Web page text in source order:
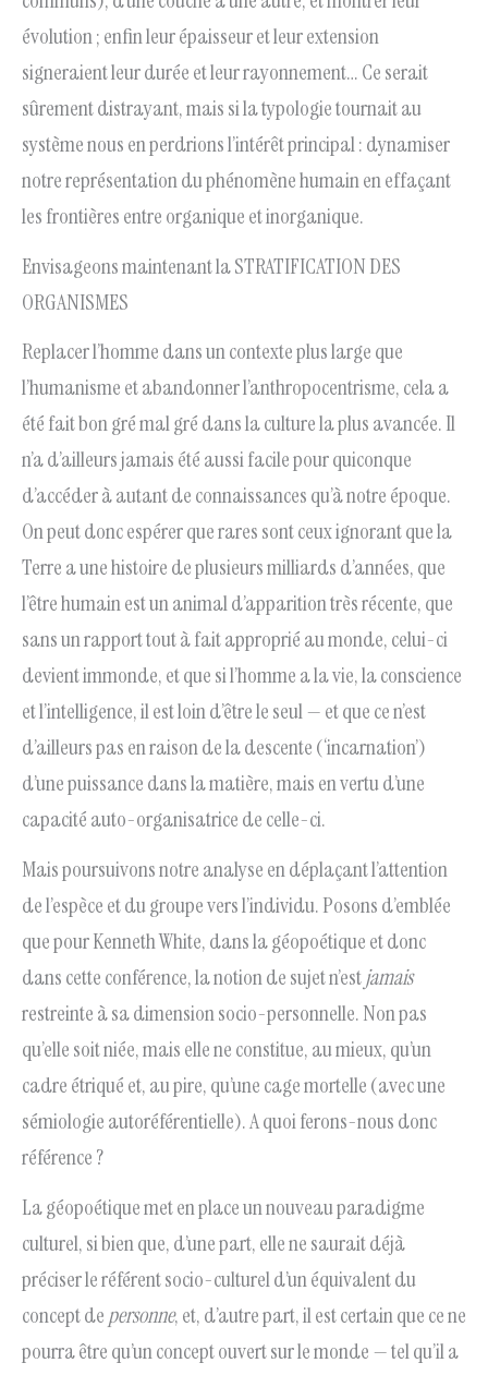
évolution ; enfin leur épaisseur et leur extension
signeraient leur durée et leur rayonnement… Ce serait
sûrement distrayant, mais si la typologie tournait au
système nous en perdrions l’intérêt principal : dynamiser
notre représentation du phénomène humain en effaçant
les frontières entre organique et inorganique.
Envisageons maintenant la STRATIFICATION DES
ORGANISMES
Replacer l’homme dans un contexte plus large que
l’humanisme et abandonner l’anthropocentrisme, cela a
été fait bon gré mal gré dans la culture la plus avancée. Il
n’a d’ailleurs jamais été aussi facile pour quiconque
d’accéder à autant de connaissances qu’à notre époque.
On peut donc espérer que rares sont ceux ignorant que la
Terre a une histoire de plusieurs milliards d’années, que
l’être humain est un animal d’apparition très récente, que
sans un rapport tout à fait approprié au monde, celui-ci
devient immonde, et que si l’homme a la vie, la conscience
et l’intelligence, il est loin d’être le seul — et que ce n’est
d’ailleurs pas en raison de la descente (‘incarnation’)
d’une puissance dans la matière, mais en vertu d’une
capacité auto-organisatrice de celle-ci.
Mais poursuivons notre analyse en déplaçant l’attention
de l’espèce et du groupe vers l’individu. Posons d’emblée
que pour Kenneth White, dans la géopoétique et donc
dans cette conférence, la notion de sujet n’estjamais
restreinte à sa dimension socio-personnelle. Non pas
qu’elle soit niée, mais elle ne constitue, au mieux, qu’un
cadre étriqué et, au pire, qu’une cage mortelle (avec une
sémiologie autoréférentielle). A quoi ferons-nous donc
référence ?
La géopoétique met en place un nouveau paradigme
culturel, si bien que, d’une part, elle ne saurait déjà
préciser le référent socio-culturel d’un équivalent du
concept depersonne, et, d’autre part, il est certain que ce ne
pourra être qu’un concept ouvert sur le monde — tel qu’il a